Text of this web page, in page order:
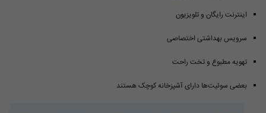
اینترنت رایگان و تلویزیون
سرویس بهداشتی اختصاصی
تهویه مطبوع و تخت راحت
بعضی سوئیت‌ها دارای آشپزخانه کوچک هستند